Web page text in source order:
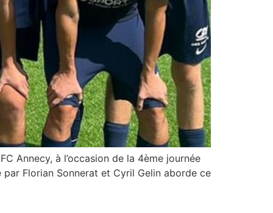
Annecy, à l’occasion de la 4ème journée
Florian Sonnerat et Cyril Gelin aborde ce